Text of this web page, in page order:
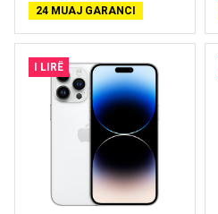
24 MUAJ GARANCI
I LIRË